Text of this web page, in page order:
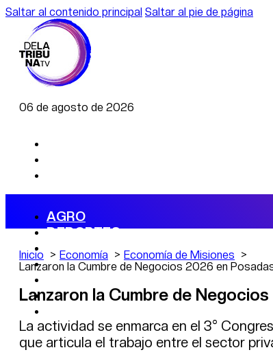
Saltar al contenido principal Saltar al pie de página
06 de agosto de 2026
AGRO
DEPORTES
ECONOMÍA
POLÍTICA
DATA FIRME
Inicio Economía
Economía de Misiones
Lanzaron la Cumbre de Negocios 2026 en
Lanzaron la Cumbre de
La actividad se enmarca en el 3°
que articula el trabajo entre el sector